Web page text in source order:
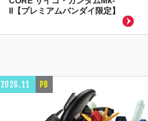
II【プレミアムバンダイ限定】
2026.11 PB